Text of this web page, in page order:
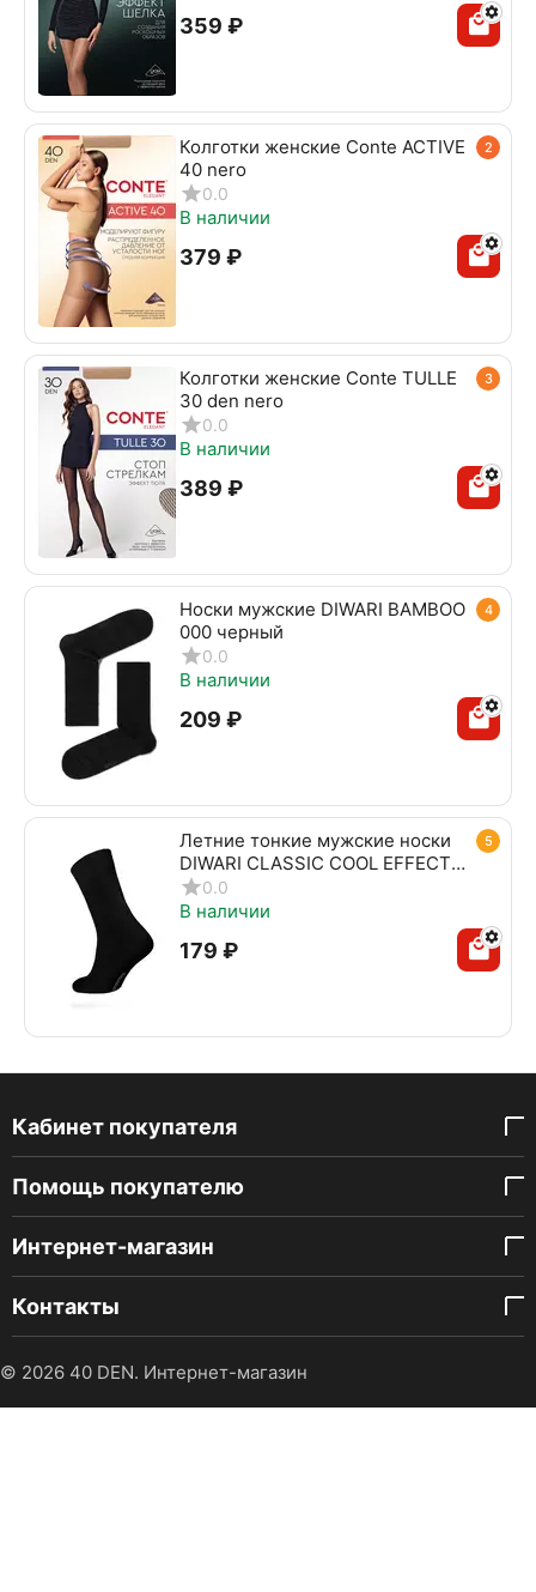
‍359‍ ₽
2
Колготки женские Conte ACTIVE
40 nero
0.0
В наличии
‍379‍ ₽
3
Колготки женские Conte TULLE
30 den nero
0.0
В наличии
‍389‍ ₽
4
Носки мужские DIWARI BAMBOO
000 черный
0.0
В наличии
‍209‍ ₽
5
Летние тонкие мужские носки
DIWARI CLASSIC COOL EFFECT
010 черный
0.0
В наличии
‍179‍ ₽
Кабинет покупателя
Помощь покупателю
Интернет-магазин
Контакты
© 2026 40 DEN. Интернет-магазин